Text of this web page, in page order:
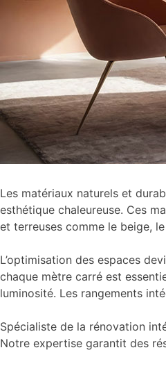
Les matériaux naturels et
esthétique chaleureuse. Ces
et terreuses comme le beige,
L’optimisation des espaces
chaque mètre carré est
luminosité. Les rangements
Spécialiste de la rénovation
Notre expertise garantit des